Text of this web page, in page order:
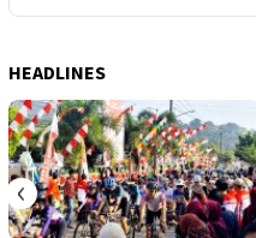
HEADLINES
‹